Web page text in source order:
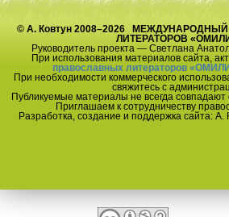
© А. Ковтун 2008–2026
ЛИТЕРАТОРОВ
Руководитель проекта — Светлана
При использования материалов сайта,
православных литераторов
При необходимости коммерческого
свяжитесь с
Публикуемые материалы не всегда совпадают
Приглашаем к сотрудничеству
Разработка, создание и поддержка сайта: А.